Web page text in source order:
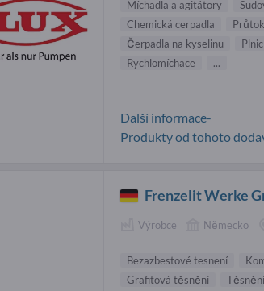
Míchadla a agitátory
Chemická cerpadla
Čerpadla na kyselinu
Rychlomíchace
...
Další informace-
Produkty od tohoto
Frenzelit Werke
Výrobce Německo
Bezazbestové tesnení
Grafitová těsnění